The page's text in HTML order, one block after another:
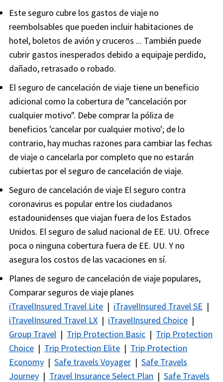
Este seguro cubre los gastos de viaje no
reembolsables que pueden incluir habitaciones de
hotel, boletos de avión y cruceros ... También puede
cubrir gastos inesperados debido a equipaje perdido,
dañado, retrasado o robado.
El seguro de cancelación de viaje tiene un beneficio
adicional como la cobertura de "cancelación por
cualquier motivo". Debe comprar la póliza de
beneficios 'cancelar por cualquier motivo'; de lo
contrario, hay muchas razones para cambiar las fechas
de viaje o cancelarla por completo que no estarán
cubiertas por el seguro de cancelación de viaje.
Seguro de cancelación de viaje El seguro contra
coronavirus es popular entre los ciudadanos
estadounidenses que viajan fuera de los Estados
Unidos. El seguro de salud nacional de EE. UU. Ofrece
poca o ninguna cobertura fuera de EE. UU. Y no
asegura los costos de las vacaciones en sí.
Planes de seguro de cancelación de viaje populares,
Comparar seguros de viaje planes
iTravelInsured Travel Lite | iTravelInsured Travel SE |
iTravelInsured Travel LX | iTravelInsured Choice |
Group Travel | Trip Protection Basic | Trip Protection
Choice | Trip Protection Elite | Trip Protection
Economy |Safe travels Voyager |Safe Travels
Journey | Travel Insurance Select Plan |Safe Travels